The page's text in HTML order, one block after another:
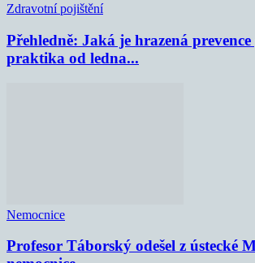
Zdravotní pojištění
Přehledně: Jaká je hrazená
praktika od ledna...
Nemocnice
Profesor Táborský odešel z ústecké